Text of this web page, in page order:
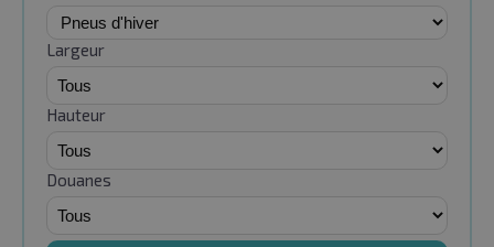
Largeur
Hauteur
Douanes